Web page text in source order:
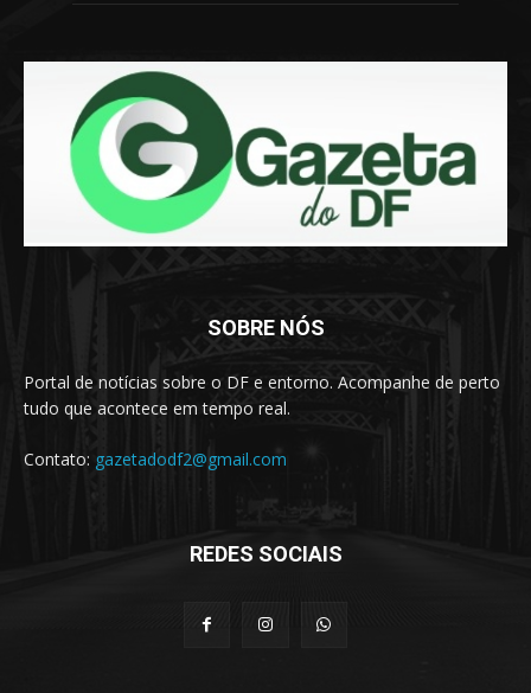
SOBRE NÓS
Portal de notícias sobre o DF e entorno. Acompanhe de perto
tudo que acontece em tempo real.
Contato: gazetadodf2@gmail.com
REDES SOCIAIS